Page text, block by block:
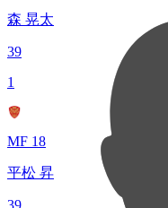
森 晃太
39
1
MF 18
平松 昇